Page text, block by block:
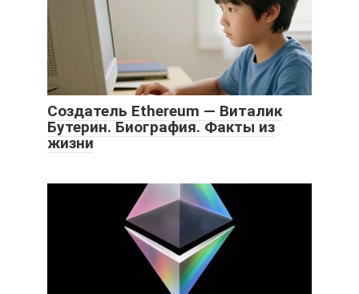
Создатель Ethereum — Виталик
Бутерин. Биография. Факты из
жизни